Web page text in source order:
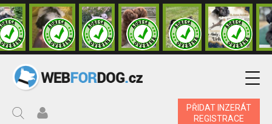
PŘIDAT INZERÁT
REGISTRACE